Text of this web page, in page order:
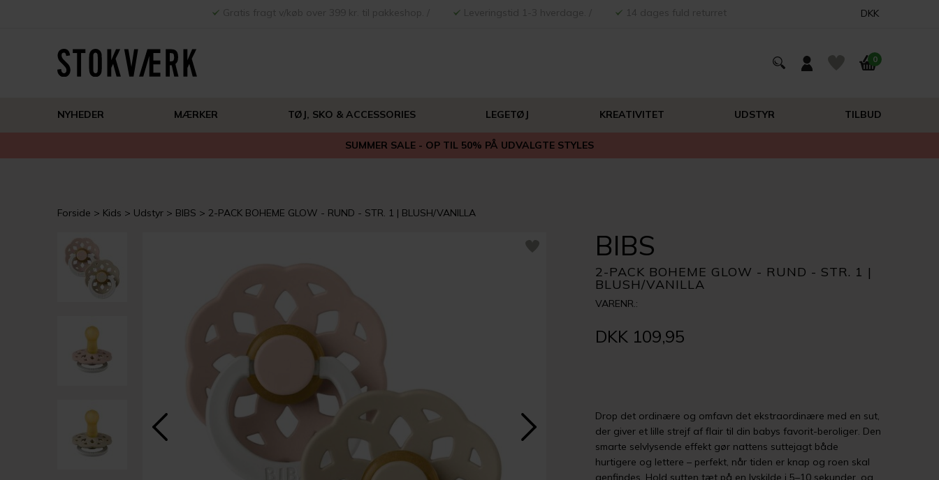
DKK
0
NYHEDER MÆRKER TØJ, SKO & ACCESSORIES LEGETØJ KREATIVITET UDSTYR TILBUD
SUMMER SALE - OP TIL 50% PÅ UDVALGTE STYLES
Forside Kids Udstyr BIBS 2-PACK BOHEME GLOW - RUND - STR. 1 | BLUSH/VANILLA
BIBS
2-PACK BOHEME GLOW - RUND - STR. 1 |
BLUSH/VANILLA
VARENR.:
DKK 109,95
Drop det ordinære og omfavn det ekstraordinære med en sut,
der giver et lille strejf af flair til din babys favorit-beroliger. Den
smarte selvlysende effekt gør nattens suttejagt både
hurtigere og lettere – perfekt, når tiden er knap og roen skal
genfindes. Hold sutten tæt på en lyskilde i 5–10 sekunder, og